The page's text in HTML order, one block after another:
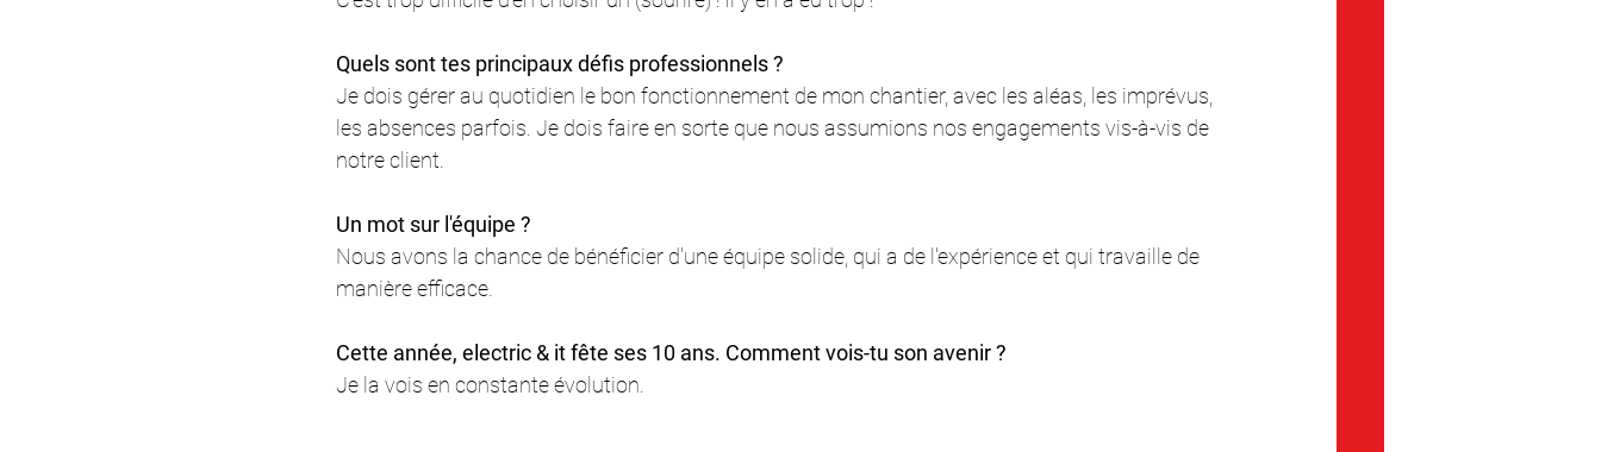
Quels sont tes principaux défis professionnels ?
Je dois gérer au quotidien le bon fonctionnement de mon chantier, avec les aléas, les imprévus,
les absences parfois. Je dois faire en sorte que nous assumions nos engagements vis-à-vis de
notre client.
Un mot sur l'équipe ?
Nous avons la chance de bénéficier d'une équipe solide, qui a de l'expérience et qui travaille de
manière efficace.
Cette année, electric & it fête ses 10 ans. Comment vois-tu son avenir ?
Je la vois en constante évolution.